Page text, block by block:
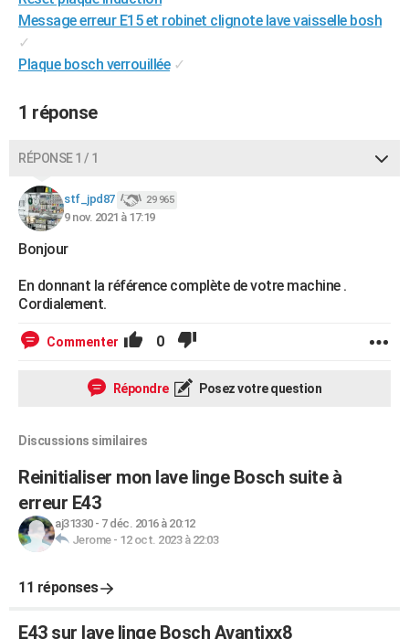
Destinations
City break
Voyage nature
Voyage de noces
Forum
Climat
+PHOTO
GUIDES D'ACHAT
Carte de Noël
Carte Bonne année
Carte Saint-Valentin
Carte Pâques
Carte d'anniversaire
Dictionnaire
Biographies
Citations
Expressions
Proverbes
PROGRAMME TV
COPAINS D'AVANT
S'inscrire
Se connecter
Lycées
Collèges
Primaires
Universités
Entreprises
Service militaire
Avis de recherche
AVIS DE DÉCÈS
Bricolage
Lifestyle
Culture
Sport
Auto
Television
Voyage
Cinema
Message erreur E15 et robinet clignote lave vaisselle bosh
✓
Plaque bosch verrouillée ✓
1 réponse
RÉPONSE 1 / 1
stf_jpd87 29 965
9 nov. 2021 à 17:19
Bonjour
En donnant la référence complète de votre machine .
Cordialement.
Commenter 0
Répondre Posez votre question
Discussions similaires
Reinitialiser mon lave linge Bosch suite à
erreur E43
aj31330- 7 déc. 2016 à 20:12
Jerome- 12 oct. 2023 à 22:03
11 réponses
E43 sur lave linge Bosch Avantixx8